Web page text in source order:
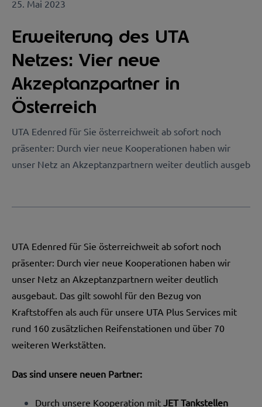
25. Mai 2023
Erweiterung des UTA
Netzes: Vier neue
Akzeptanzpartner in
Österreich
UTA Edenred für Sie österreichweit ab sofort noch
präsenter: Durch vier neue Kooperationen haben wir
unser Netz an Akzeptanzpartnern weiter deutlich ausgeb
UTA Edenred für Sie österreichweit ab sofort noch
präsenter: Durch vier neue Kooperationen haben wir
unser Netz an Akzeptanzpartnern weiter deutlich
ausgebaut. Das gilt sowohl für den Bezug von
Kraftstoffen als auch für unsere UTA Plus Services mit
rund 160 zusätzlichen Reifenstationen und über 70
weiteren Werkstätten.
Das sind unsere neuen Partner:
Durch unsere Kooperation mit JET Tankstellen